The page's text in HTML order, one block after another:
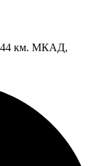
км. МКАД,